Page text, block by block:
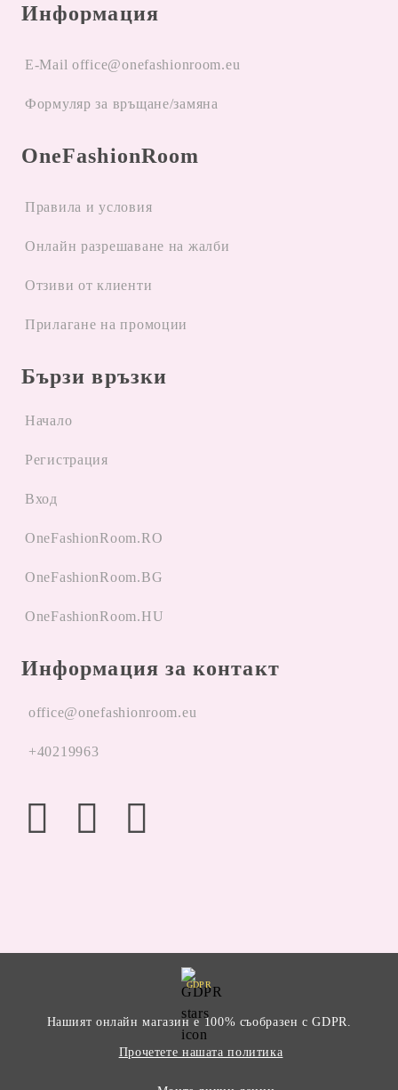
Информация
E-Mail office@onefashionroom.eu
Формуляр за връщане/замяна
OneFashionRoom
Правила и условия
Oнлайн разрешаване на жалби
Отзиви от клиенти
Прилагане на промоции
Бързи връзки
Начало
Регистрация
Вход
OneFashionRoom.RO
OneFashionRoom.BG
OneFashionRoom.HU
Информация за контакт
office@onefashionroom.eu
+40219963
GDPR
Нашият онлайн магазин е 100% съобразен с GDPR.
Прочетете нашата политика